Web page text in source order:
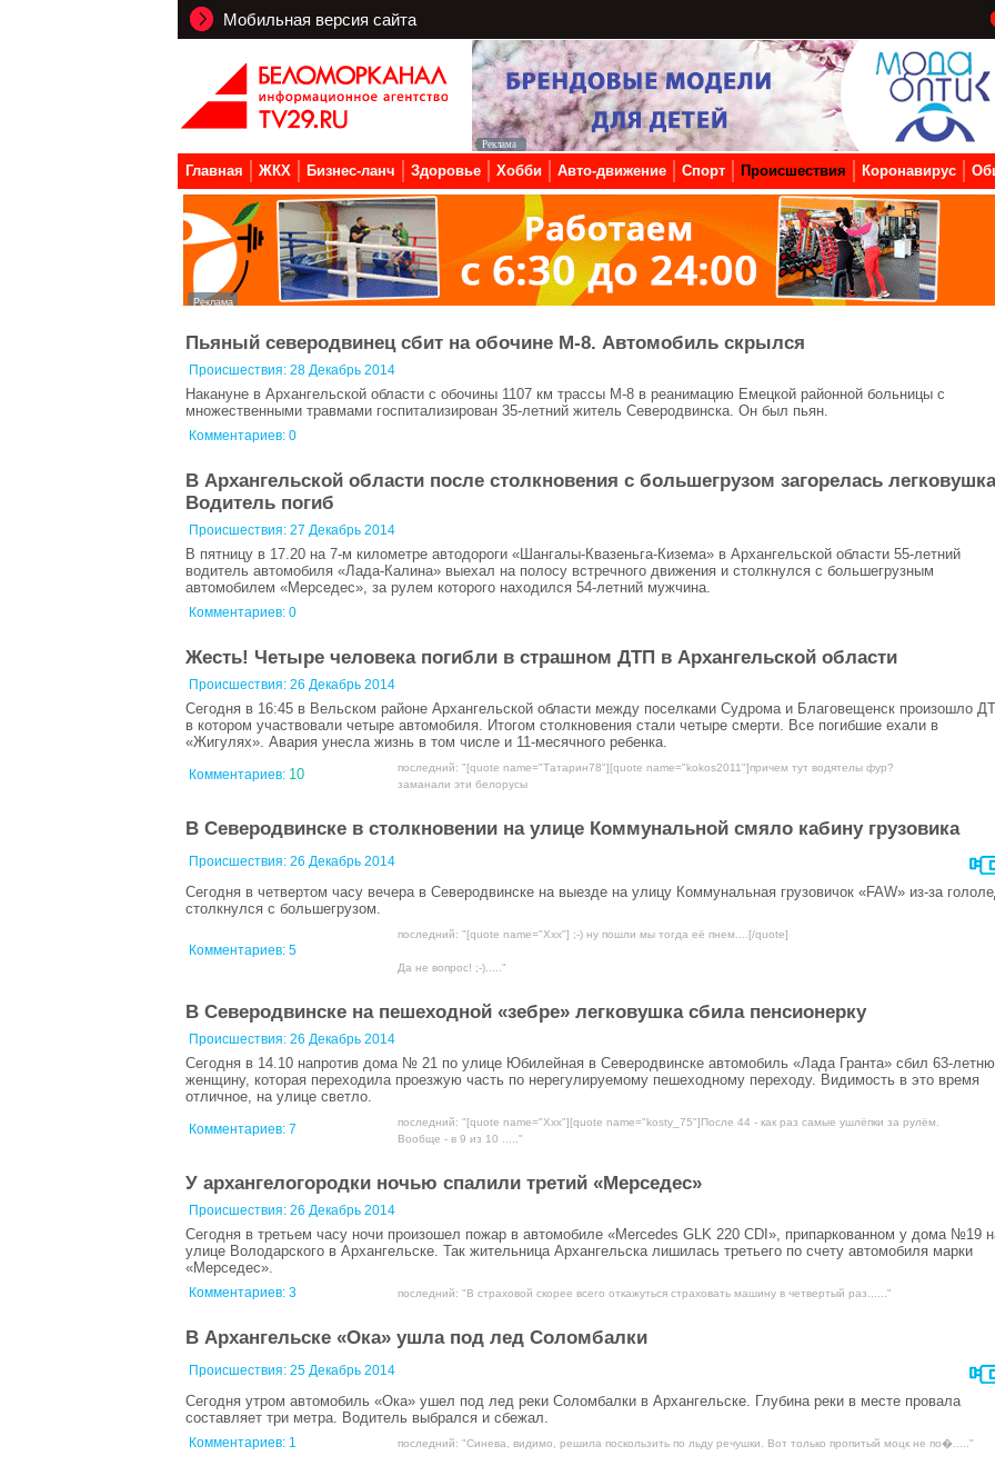
Мобильная версия сайта
Главная ЖКХ Бизнес-ланч Здоровье Хобби Авто-движение Спорт Происшествия Коронавирус
Пьяный северодвинец сбит на обочине М-8. Автомобиль скрылся
Происшествия: 28 Декабрь 2014
Накануне в Архангельской области с обочины 1107 км трассы М-8 в реанимацию Емецкой районной больницы с
множественными травмами госпитализирован 35-летний житель Северодвинска. Он был пьян.
Комментариев: 0
В Архангельской области после столкновения с большегрузом загорелась
Водитель погиб
Происшествия: 27 Декабрь 2014
В пятницу в 17.20 на 7-м километре автодороги «Шангалы-Квазеньга-Кизема» в Архангельской области 55-летний
водитель автомобиля «Лада-Калина» выехал на полосу встречного движения и столкнулся с большегрузным
автомобилем «Мерседес», за рулем которого находился 54-летний мужчина.
Комментариев: 0
Жесть! Четыре человека погибли в страшном ДТП в Архангельской области
Происшествия: 26 Декабрь 2014
Сегодня в 16:45 в Вельском районе Архангельской области между поселками Судрома и Благовещенск произошло
в котором участвовали четыре автомобиля. Итогом столкновения стали четыре смерти. Все погибшие ехали в
«Жигулях». Авария унесла жизнь в том числе и 11-месячного ребенка.
Комментариев: 10
последний: "[quote name="Татарин78"][quote name="kokos2011"]причем тут водятелы фур?
заманали эти белорусы
В Северодвинске в столкновении на улице Коммунальной смяло кабину грузовика
Происшествия: 26 Декабрь 2014
Сегодня в четвертом часу вечера в Северодвинске на выезде на улицу Коммунальная грузовичок «FAW» из-за
столкнулся с большегрузом.
Комментариев: 5
последний: "[quote name="Ххх"] ;-) ну пошли мы тогда её пнем....[/quote]
Да не вопрос! ;-)....."
В Северодвинске на пешеходной «зебре» легковушка сбила пенсионерку
Происшествия: 26 Декабрь 2014
Сегодня в 14.10 напротив дома № 21 по улице Юбилейная в Северодвинске автомобиль «Лада Гранта» сбил 63-
женщину, которая переходила проезжую часть по нерегулируемому пешеходному переходу. Видимость в это время
отличное, на улице светло.
Комментариев: 7
последний: "[quote name="Ххх"][quote name="kosty_75"]После 44 - как раз самые ушлёпки за рулём.
Вообще - в 9 из 10 ....."
У архангелогородки ночью спалили третий «Мерседес»
Происшествия: 26 Декабрь 2014
Сегодня в третьем часу ночи произошел пожар в автомобиле «Mercedes GLK 220 CDI», припаркованном у дома №19
улице Володарского в Архангельске. Так жительница Архангельска лишилась третьего по счету автомобиля марки
«Мерседес».
Комментариев: 3 последний: "В страховой скорее всего откажуться страховать машину в четвертый раз......"
В Архангельске «Ока» ушла под лед Соломбалки
Происшествия: 25 Декабрь 2014
Сегодня утром автомобиль «Ока» ушел под лед реки Соломбалки в Архангельске. Глубина реки в месте провала
составляет три метра. Водитель выбрался и сбежал.
Комментариев: 1 последний: "Синева, видимо, решила поскользить по льду речушки. Вот только пропитый моцк не по�....."